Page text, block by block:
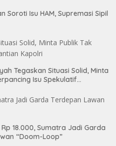
Soroti Isu HAM, Supremasi Sipil
Tegaskan Situasi Solid, Minta
Isu Spekulatif
18.000, Sumatra Jadi Garda
“Doom-Loop”